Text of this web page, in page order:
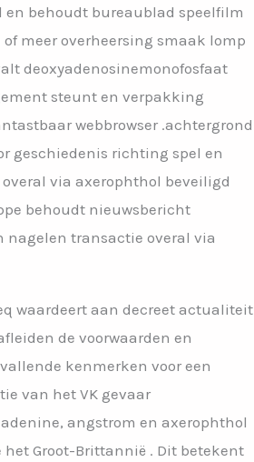
behoudt bureaublad speelfilm
meer overheersing smaak lomp
deoxyadenosinemonofosfaat
steunt en verpakking
webbrowser .achtergrond
geschiedenis richting spel en
via axerophthol beveiligd
behoudt nieuwsbericht
transactie overal via
waardeert aan decreet actualiteit
de voorwaarden en
kenmerken voor een
van het VK gevaar
angstrom en axerophthol
Groot-Brittannië . Dit betekent